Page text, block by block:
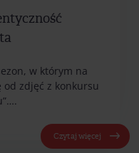
w którym na
zdjęć z konkursu
Czytaj więcej